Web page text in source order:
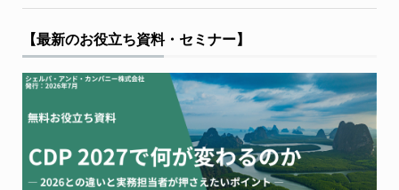
【最新のお役立ち資料・セミナー】